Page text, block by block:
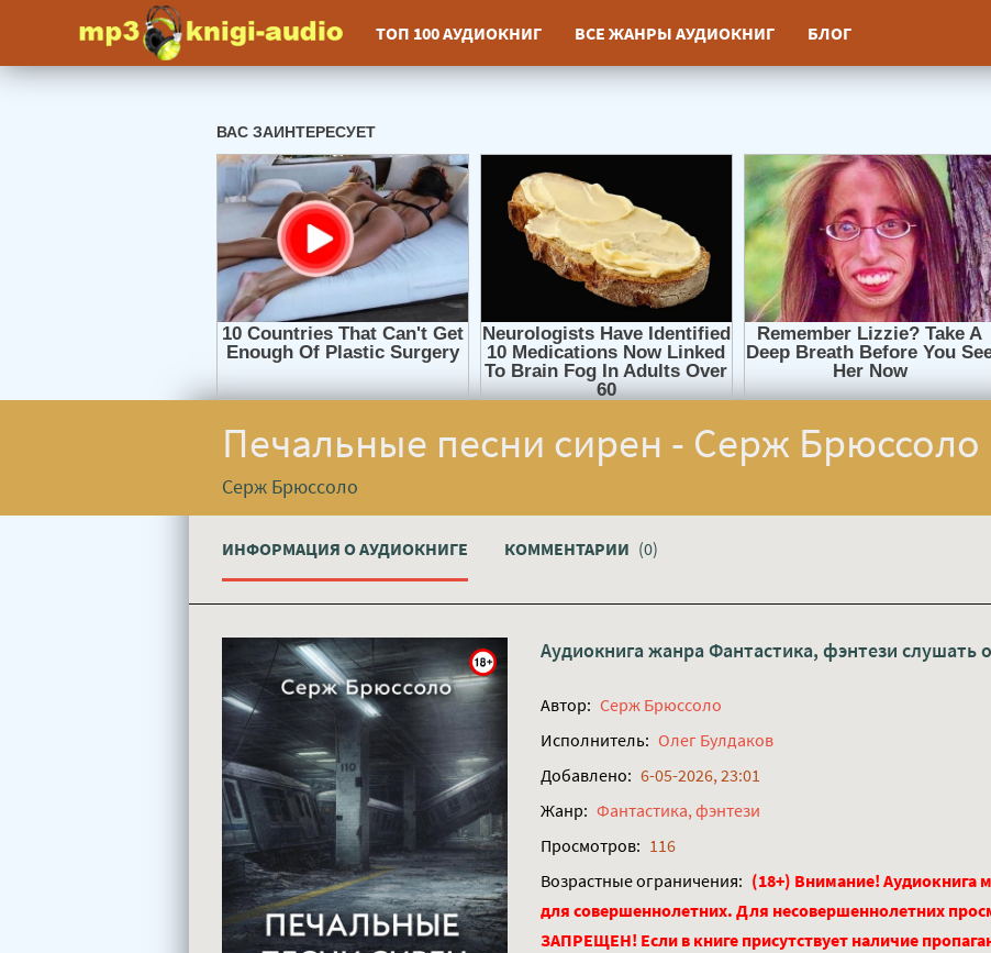
ТОП 100 АУДИОКНИГ ВСЕ ЖАНРЫ АУДИОКНИГ БЛОГ
Печальные песни сирен - Серж Брюссоло
Серж Брюссоло
ИНФОРМАЦИЯ О АУДИОКНИГЕ КОММЕНТАРИИ (0)
Аудиокнига жанра Фантастика, фэнтези слушать
Автор: Серж Брюссоло
Исполнитель: Олег Булдаков
Добавлено: 6-05-2026, 23:01
Жанр: Фантастика, фэнтези
Просмотров: 116
Возрастные ограничения: (18+) Внимание! Аудиокнига
для совершеннолетних. Для несовершеннолетних
ЗАПРЕЩЕН! Если в книге присутствует наличие